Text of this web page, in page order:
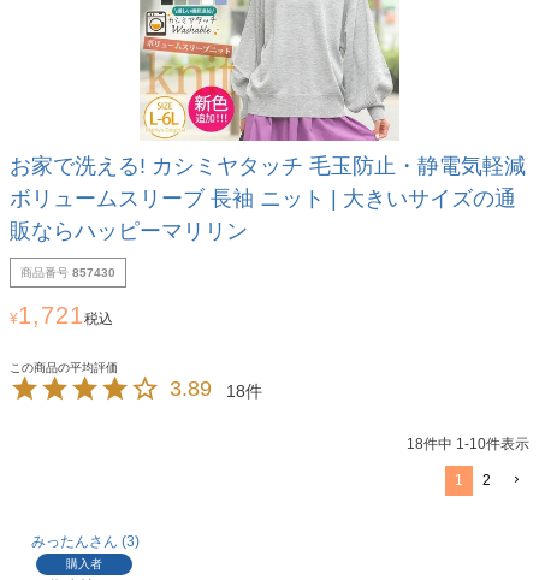
お家で洗える! カシミヤタッチ 毛玉防止・静電気軽減
ボリュームスリーブ 長袖 ニット | 大きいサイズの通
販ならハッピーマリリン
商品番号 857430
¥1,721税込
3.89 18
18件中 1-10件表示
1 2
みったん 3
購入者